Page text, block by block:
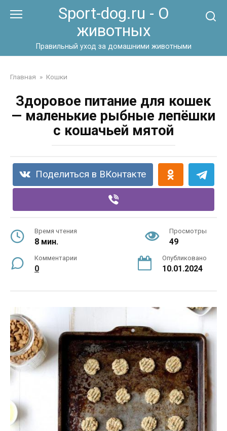
Sport-dog.ru - О
животных
Правильный уход за домашними животными
Главная » Кошки
Здоровое питание для кошек
— маленькие рыбные лепёшки
с кошачьей мятой
Поделиться в ВКонтакте
Время чтения
8 мин.
Просмотры
49
Комментарии
0
Опубликовано
10.01.2024